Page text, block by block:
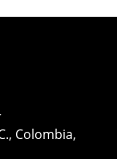
Colombia,